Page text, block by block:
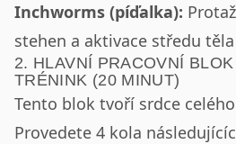
Inchworms (píďalka):
stehen a aktivace středu těla
2. HLAVNÍ PRACOVNÍ
TRÉNINK (20 MINUT)
Tento blok tvoří srdce
Provedete 4 kola